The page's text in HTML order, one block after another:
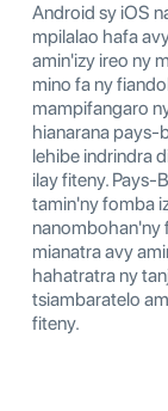
Android sy iOS
mpilalao hafa
amin'izy ireo ny
mino fa ny
mampifangaro
hianarana pays-
lehibe indrindra
ilay fiteny. Pays-
tamin'ny fomba
nanombohan'ny
mianatra avy
hahatratra ny
tsiambaratelo
fiteny.